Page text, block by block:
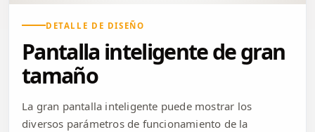
DETALLE DE DISEÑO
Pantalla inteligente de gran
tamaño
La gran pantalla inteligente puede mostrar los
diversos parámetros de funcionamiento de la